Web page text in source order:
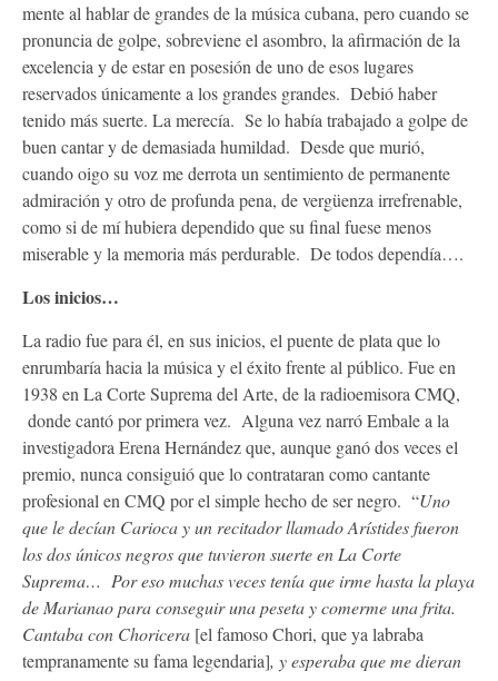
mente al hablar de grandes de la música cubana, pero cuando se
pronuncia de golpe, sobreviene el asombro, la afirmación de la
excelencia y de estar en posesión de uno de esos lugares
reservados únicamente a los grandes grandes. Debió haber
tenido más suerte. La merecía. Se lo había trabajado a golpe de
buen cantar y de demasiada humildad. Desde que murió,
cuando oigo su voz me derrota un sentimiento de permanente
admiración y otro de profunda pena, de vergüenza irrefrenable,
como si de mí hubiera dependido que su final fuese menos
miserable y la memoria más perdurable. De todos dependía….
Los inicios…
La radio fue para él, en sus inicios, el puente de plata que lo
enrumbaría hacia la música y el éxito frente al público. Fue en
1938 en La Corte Suprema del Arte, de la radioemisora CMQ,
donde cantó por primera vez. Alguna vez narró Embale a la
investigadora Erena Hernández que, aunque ganó dos veces el
premio, nunca consiguió que lo contrataran como cantante
profesional en CMQ por el simple hecho de ser negro. “Uno
que le decían Carioca y un recitador llamado Arístides fueron
los dos únicos negros que tuvieron suerte en La Corte
Suprema… Por eso muchas veces tenía que irme hasta la playa
de Marianao para conseguir una peseta y comerme una frita.
Cantaba con Choricera [el famoso Chori, que ya labraba
tempranamente su fama legendaria], y esperaba que me dieran